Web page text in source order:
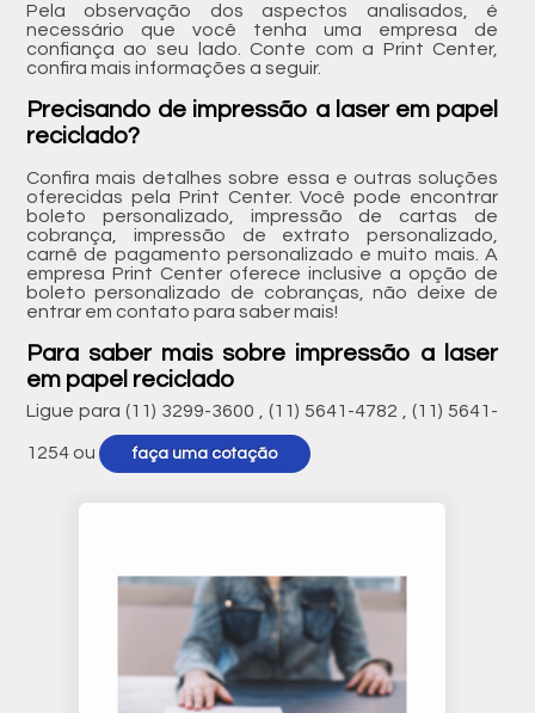
Pela observação dos aspectos analisados, é
necessário que você tenha uma empresa de
confiança ao seu lado. Conte com a Print Center,
confira mais informações a seguir.
Precisando de impressão a laser em papel
reciclado?
Confira mais detalhes sobre essa e outras soluções
oferecidas pela Print Center. Você pode encontrar
boleto personalizado, impressão de cartas de
cobrança, impressão de extrato personalizado,
carnê de pagamento personalizado e muito mais. A
empresa Print Center oferece inclusive a opção de
boleto personalizado de cobranças, não deixe de
entrar em contato para saber mais!
Para saber mais sobre impressão a laser
em papel reciclado
Ligue para (11) 3299-3600 ,(11) 5641-4782 ,(11) 5641-
1254ou faça uma cotação